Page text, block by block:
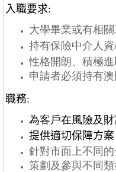
入職要求:
大學畢業或有相
持有保險中介人
性格開朗、積極進
申請者必須持有
職務:
為客戶在風險及
提供適切保障方
針對市面上不同
策劃及參與不同